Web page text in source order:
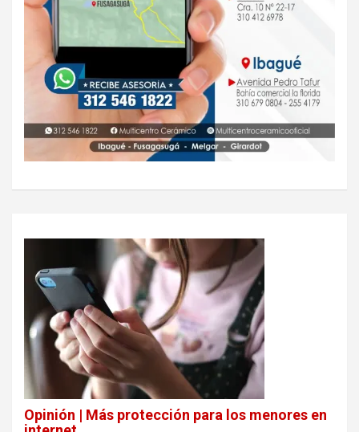
Opinión | Más protección para los menores en